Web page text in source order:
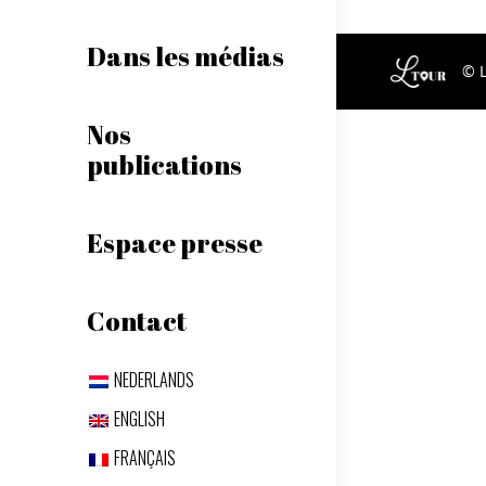
Dans les médias
Nos
publications
Espace presse
Contact
NEDERLANDS
ENGLISH
FRANÇAIS
©